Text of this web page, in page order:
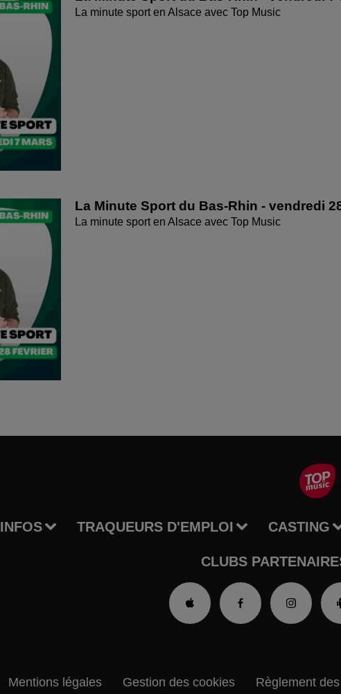
La minute sport en Alsace avec Top Music
La Minute Sport du Bas-Rhin - vendredi
La minute sport en Alsace avec Top Music
INFOS TRAQUEURS D'EMPLOI CASTING
CLUBS
Mentions légales Gestion des cookies Règlement